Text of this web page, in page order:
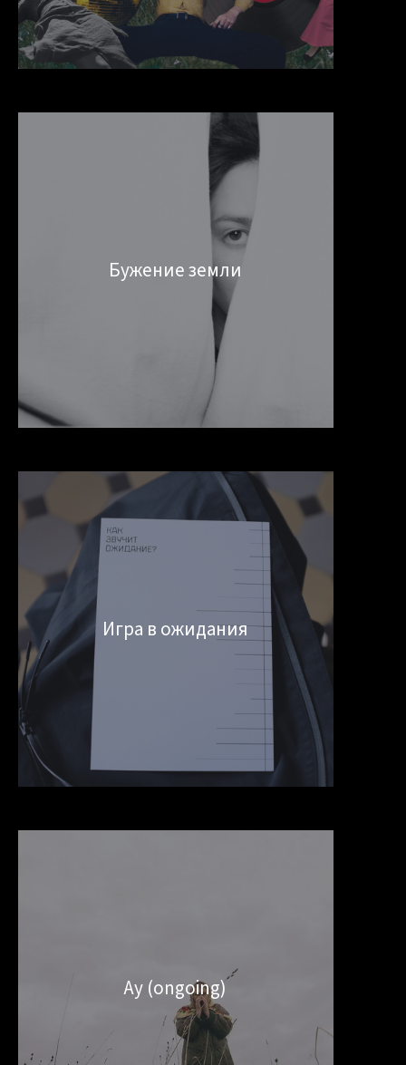
Бужение земли
Игра в ожидания
Ау (ongoing)